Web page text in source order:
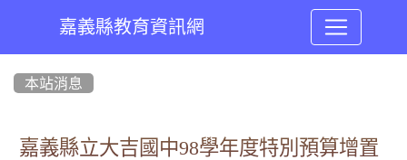
嘉義縣教育資訊網
本站消息
嘉義縣立大吉國中98學年度特別預算增置